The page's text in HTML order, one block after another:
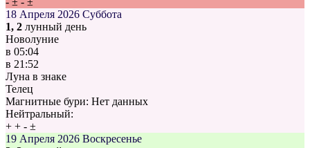
18 Апреля 2026 Суббота
1, 2 лунный день
Новолуние
в 05:04
в 21:52
Луна в знаке
Телец
Магнитные бури: Нет данных
Нейтральный:
+ + - ±
19 Апреля 2026 Воскресенье